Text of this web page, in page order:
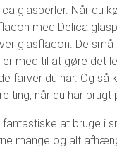
glasperler. Når du
med Delica
glasflacon. De
med til at gøre det
farver du har. Og så
ting, når du har brugt
fantastiske at bruge i
mange og alt